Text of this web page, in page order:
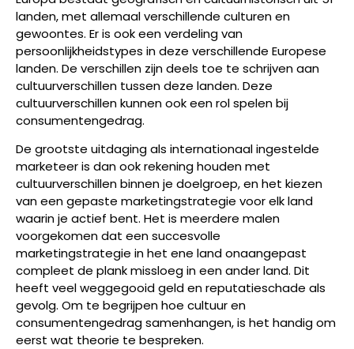
landen, met allemaal verschillende culturen en
gewoontes. Er is ook een verdeling van
persoonlijkheidstypes in deze verschillende Europese
landen. De verschillen zijn deels toe te schrijven aan
cultuurverschillen tussen deze landen. Deze
cultuurverschillen kunnen ook een rol spelen bij
consumentengedrag.
De grootste uitdaging als internationaal ingestelde
marketeer is dan ook rekening houden met
cultuurverschillen binnen je doelgroep, en het kiezen
van een gepaste marketingstrategie voor elk land
waarin je actief bent. Het is meerdere malen
voorgekomen dat een succesvolle
marketingstrategie in het ene land onaangepast
compleet de plank missloeg in een ander land. Dit
heeft veel weggegooid geld en reputatieschade als
gevolg. Om te begrijpen hoe cultuur en
consumentengedrag samenhangen, is het handig om
eerst wat theorie te bespreken.